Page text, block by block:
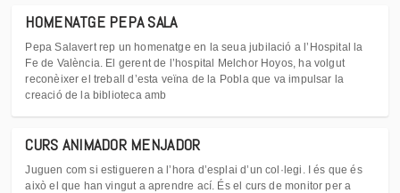
HOMENATGE PEPA SALA
Pepa Salavert rep un homenatge en la seua jubilació a l’Hospital la
Fe de València. El gerent de l’hospital Melchor Hoyos, ha volgut
reconèixer el treball d’esta veïna de la Pobla que va impulsar la
creació de la biblioteca amb
CURS ANIMADOR MENJADOR
Juguen com si estigueren a l’hora d’esplai d’un col·legi. I és que és
això el que han vingut a aprendre ací. És el curs de monitor per a